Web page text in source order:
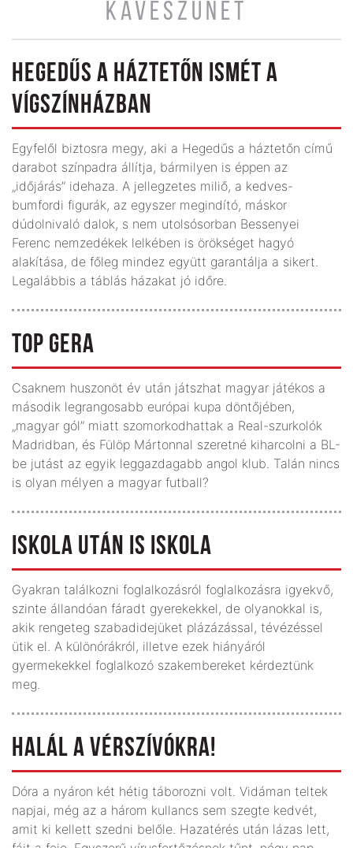
KÁVÉSZÜNET
HEGEDŰS A HÁZTETŐN ISMÉT A
VÍGSZÍNHÁZBAN
Egyfelől biztosra megy, aki a Hegedűs a háztetőn című
darabot színpadra állítja, bármilyen is éppen az
„időjárás” idehaza. A jellegzetes miliő, a kedves-
bumfordi figurák, az egyszer megindító, máskor
dúdolnivaló dalok, s nem utolsósorban Bessenyei
Ferenc nemzedékek lelkében is örökséget hagyó
alakítása, de főleg mindez együtt garantálja a sikert.
Legalábbis a táblás házakat jó időre.
TOP GERA
Csaknem huszonöt év után játszhat magyar játékos a
második legrangosabb európai kupa döntőjében,
„magyar gól” miatt szomorkodhattak a Real-szurkolók
Madridban, és Fülöp Mártonnal szeretné kiharcolni a BL-
be jutást az egyik leggazdagabb angol klub. Talán nincs
is olyan mélyen a magyar futball?
ISKOLA UTÁN IS ISKOLA
Gyakran találkozni foglalkozásról foglalkozásra igyekvő,
szinte állandóan fáradt gyerekekkel, de olyanokkal is,
akik rengeteg szabadidejüket plázázással, tévézéssel
ütik el. A különórákról, illetve ezek hiányáról
gyermekekkel foglalkozó szakembereket kérdeztünk
meg.
HALÁL A VÉRSZÍVÓKRA!
Dóra a nyáron két hétig táborozni volt. Vidáman teltek
napjai, még az a három kullancs sem szegte kedvét,
amit ki kellett szedni belőle. Hazatérés után lázas lett,